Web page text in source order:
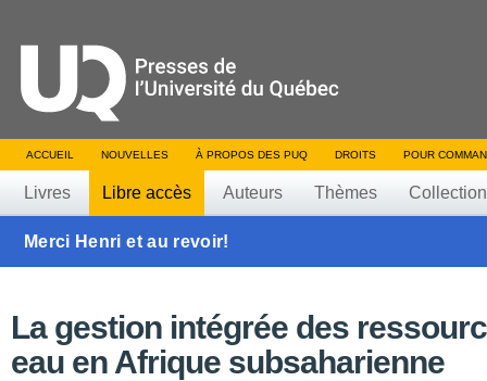
ACCUEIL NOUVELLES À PROPOS DES PUQ DROITS POUR
Livres Libre accès Auteurs Thèmes
Merci Henri et au revoir!
La gestion intégrée des
eau en Afrique subsaharienne